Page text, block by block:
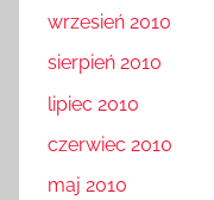
wrzesień 2010
sierpień 2010
lipiec 2010
czerwiec 2010
maj 2010